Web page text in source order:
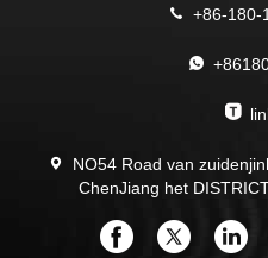
+86-180-
NO54 Road van
ChenJiang het